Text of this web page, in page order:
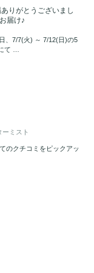
コンディションへ
8種のヒアルロン酸
りがとうございまし
届け♪
、7/7(火) ～ 7/12(日)の5
て …
ミスト
のクチコミをピックアッ